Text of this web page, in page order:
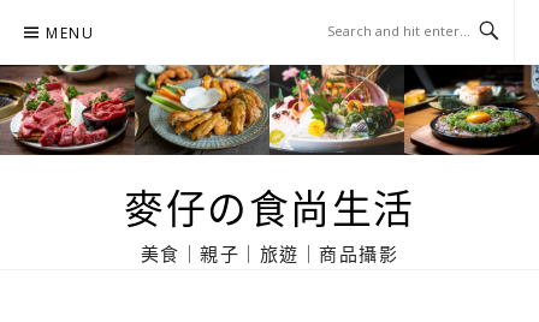
content
MENU
麥仔の食尚生活
美食｜親子｜旅遊｜商品攝影